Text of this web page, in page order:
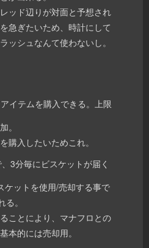
ッド辺りが対面と予想され
急ぎたいため、時計にして
ッシュなんて使わないし。
イテムを購入できる。上限
。
購入したいためこれ。
3分毎にビスケットが届く
ケットを使用/売却する事で
。
ことにより、マナフロとの
本的には売却用。